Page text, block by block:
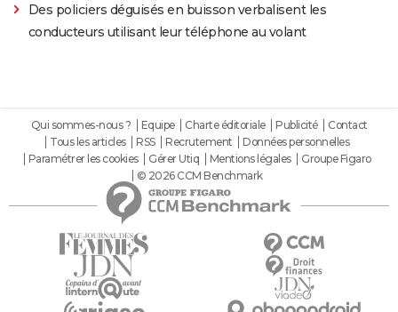
Des policiers déguisés en buisson verbalisent les
conducteurs utilisant leur téléphone au volant
Qui sommes-nous ? Equipe Charte éditoriale Publicité
Contact
Tous les articles
RSS Recrutement
Données personnelles
Paramétrer les cookies
Gérer Utiq Mentions légales
Groupe Figaro
© 2026 CCM Benchmark